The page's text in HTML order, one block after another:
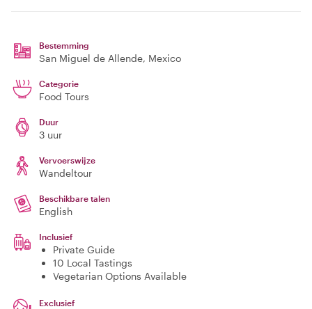
Bestemming
San Miguel de Allende, Mexico
Categorie
Food Tours
Duur
3 uur
Vervoerswijze
Wandeltour
Beschikbare talen
English
Inclusief
Private Guide
10 Local Tastings
Vegetarian Options Available
Exclusief